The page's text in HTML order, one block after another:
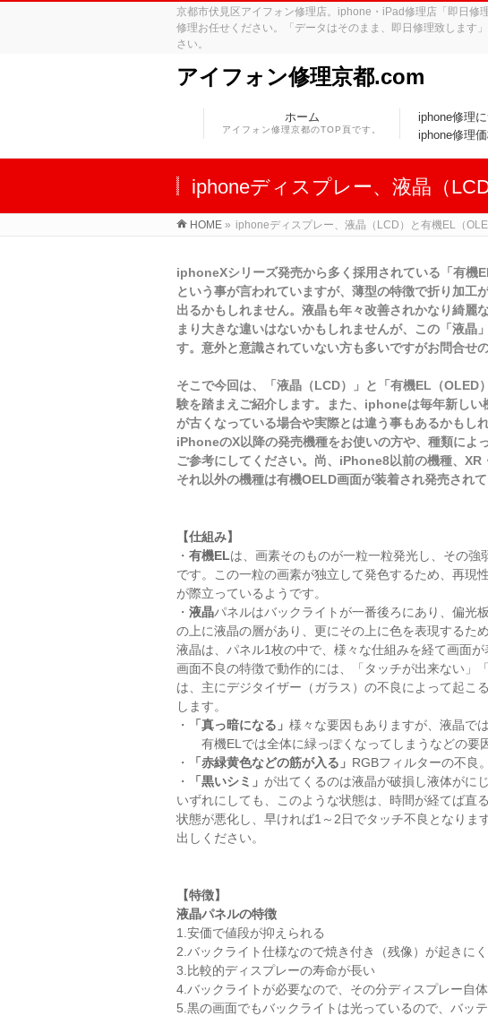
京都市伏見区アイフォン修理店。iphone・iPad修理店「即日修
修理お任せください。「データはそのまま、即日修理致します
さい。
アイフォン修理京都.com
ホーム
アイフォン修理京都のTOP頁です。
iphone修理
iphone修理
iphoneディスプレー、液晶（
HOME » iphoneディスプレー、液晶（LCD）と有機EL（
iphoneXシリーズ発売から多く採用されている「有機
という事が言われていますが、薄型の特徴で折り加工
出るかもしれません。液晶も年々改善されかなり綺麗
まり大きな違いはないかもしれませんが、この「液晶
す。意外と意識されていない方も多いですがお問合せ
そこで今回は、「液晶（LCD）」と「有機EL（OLED
験を踏まえご紹介します。また、iphoneは毎年新し
が古くなっている場合や実際とは違う事もあるかもし
iPhoneのX以降の発売機種をお使いの方や、種類によ
ご参考にしてください。尚、iPhone8以前の機種、XR
それ以外の機種は有機OELD画面が装着され発売されて
【仕組み】
・ 有機ELは、画素そのものが一粒一粒発光し、その
です。この一粒の画素が独立して発色するため、再現
が際立っているようです。
・ 液晶パネルはバックライトが一番後ろにあり、偏光
の上に液晶の層があり、更にその上に色を表現するた
液晶は、パネル1枚の中で、様々な仕組みを経て画面が
画面不良の特徴で動作的には、「タッチが出来ない」
は、主にデジタイザー（ガラス）の不良によって起こ
します。
・
「真っ暗になる」 様々な要因もありますが、液晶で
有機ELでは全体に緑っぽくなってしまうなどの要因
・
「赤緑黄色などの筋が入る」 RGBフィルターの不良。
・
「黒いシミ」 が出てくるのは液晶が破損し液体がに
いずれにしても、このような状態は、時間が経てば直
状態が悪化し、早ければ1～2日でタッチ不良となりま
出しください。
【特徴】
液晶パネルの特徴
1.安価で値段が抑えられる
2.バックライト仕様なので焼き付き（残像）が起きに
3.比較的ディスプレーの寿命が長い
4.バックライトが必要なので、その分ディスプレー自
5.黒の画面でもバックライトは光っているので、バッ